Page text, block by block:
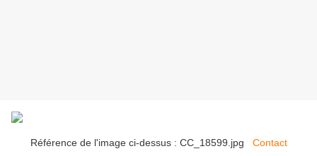
Référence de l'image ci-dessus : CC_18599.jpg Contact